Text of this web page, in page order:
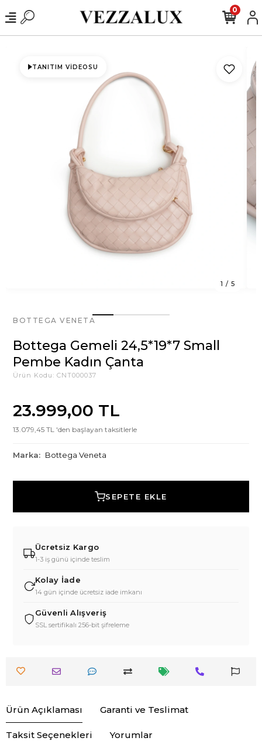
0
TANITIM VIDEOSU
1 / 5
BOTTEGA VENETA
Bottega Gemeli 24,5*19*7 Small
Pembe Kadın Çanta
Ürün Kodu: CNT000037
23.999,00 TL
13.079,45 TL 'den başlayan taksitlerle
Marka: Bottega Veneta
SEPETE EKLE
Ücretsiz Kargo
1-3 iş günü içinde teslim
Kolay İade
14 gün içinde ücretsiz iade imkanı
Güvenli Alışveriş
SSL sertifikalı 256-bit şifreleme
Ürün Açıklaması Garanti ve Teslimat
Taksit Seçenekleri Yorumlar